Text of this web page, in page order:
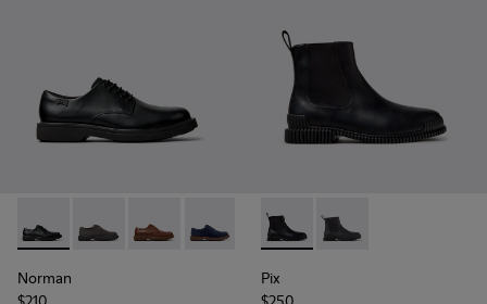
Norman - K100998-001 - Chaussures en cuir noir pour
Norman - K100998-010
Norman - K100998-009
Norman - K100998-008
Norman - K100998-007
Norman - K100998-005
Norman -
Norman
Pix - K300562-001 -
Pix - K300562-002
Pix